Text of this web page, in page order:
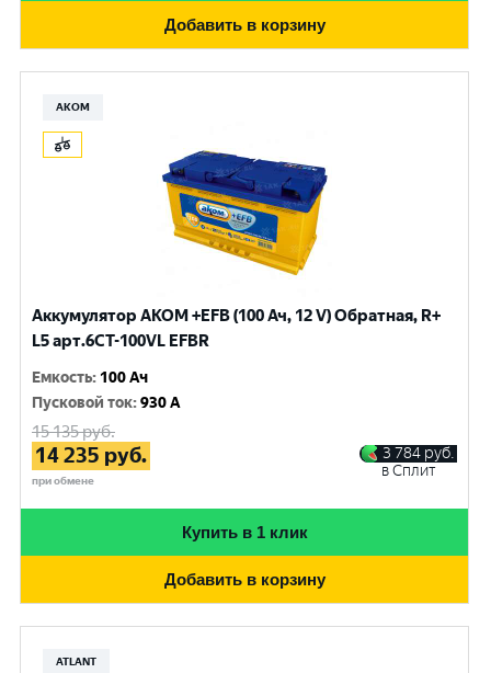
Добавить в корзину
АКОМ
Аккумулятор AKOM +EFB (100 Ач, 12 V) Обратная, R+
L5 арт.6СТ-100VL EFBR
Емкость: 100 Ач
Пусковой ток:930 A
15 135руб.
14 235 руб.
при обмене
3 784 руб.
в Сплит
Купить в 1 клик
Добавить в корзину
ATLANT